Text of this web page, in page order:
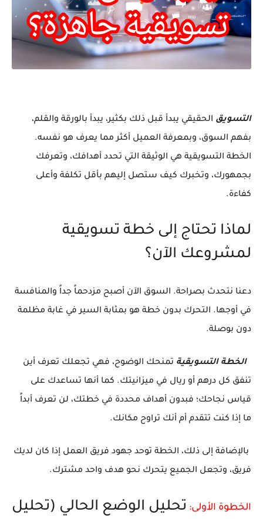
التسويق الحقيقي يبدأ قبل ذلك بكثير، يبدأ بالورقة والقلم،
بفهم السوق، وبمعرفة العميل أكثر مما يعرف هو نفسه.
الخطة التسويقية هي الوثيقة التي تحدد أهدافك، وتعرفك
بجمهورك، وتخبرك كيف ستصل إليهم بأقل تكلفة وأعلى
كفاءة.
لماذا تحتاج إلى خطة تسويقية
لمشروعك الآن؟
دعنا نتحدث بصراحة. السوق الآن أصبح مزدحماً جداً والمنافسة
في أوجها. التحرك بدون خطة هو بمثابة السير في غابة مظلمة
دون بوصلة.
الخطة التسويقية تمنحك الوضوح، فهي تجعلك تعرف أين
تنفق كل درهم أو ريال في ميزانيتك. كما أنها تساعدك على
قياس نجاحك؛ فبدون أهداف محددة في خطتك، لن تعرف أبداً
ما إذا كنت تتقدم أم أنك تراوح مكانك.
بالإضافة إلى ذلك، الخطة توحد جهود فريق العمل إذا كان لديك
فريق، وتجعل الجميع يتحرك نحو هدف واحد مشترك.
الخطوة الأولى: تحليل الوضع الحالي (تحليل